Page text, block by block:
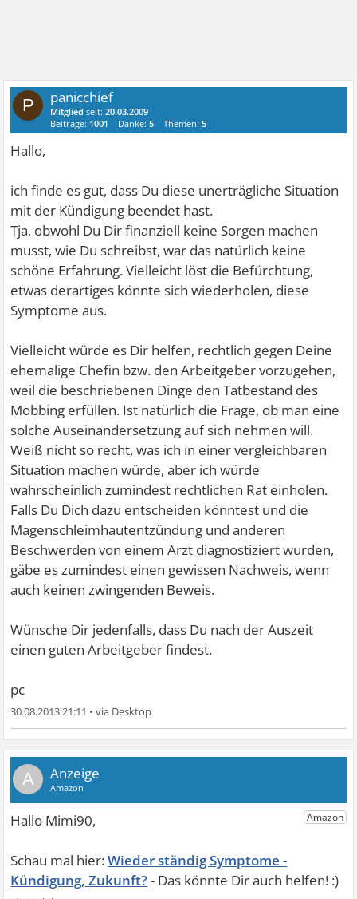
P panicchief
Mitglied seit:20.03.2009
Beiträge: 1001 Danke:5 Themen:5
Hallo,
ich finde es gut, dass Du diese unerträgliche Situation
mit der Kündigung beendet hast.
Tja, obwohl Du Dir finanziell keine Sorgen machen
musst, wie Du schreibst, war das natürlich keine
schöne Erfahrung. Vielleicht löst die Befürchtung,
etwas derartiges könnte sich wiederholen, diese
Symptome aus.
Vielleicht würde es Dir helfen, rechtlich gegen Deine
ehemalige Chefin bzw. den Arbeitgeber vorzugehen,
weil die beschriebenen Dinge den Tatbestand des
Mobbing erfüllen. Ist natürlich die Frage, ob man eine
solche Auseinandersetzung auf sich nehmen will.
Weiß nicht so recht, was ich in einer vergleichbaren
Situation machen würde, aber ich würde
wahrscheinlich zumindest rechtlichen Rat einholen.
Falls Du Dich dazu entscheiden könntest und die
Magenschleimhautentzündung und anderen
Beschwerden von einem Arzt diagnostiziert wurden,
gäbe es zumindest einen gewissen Nachweis, wenn
auch keinen zwingenden Beweis.
Wünsche Dir jedenfalls, dass Du nach der Auszeit
einen guten Arbeitgeber findest.
pc
30.08.2013 21:11 •
A
Wieder ständig Symptome -
Kündigung, Zukunft?